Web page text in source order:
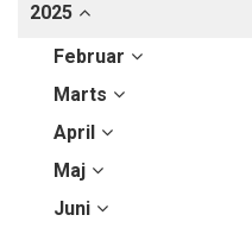
2025
Februar
Marts
April
Maj
Juni